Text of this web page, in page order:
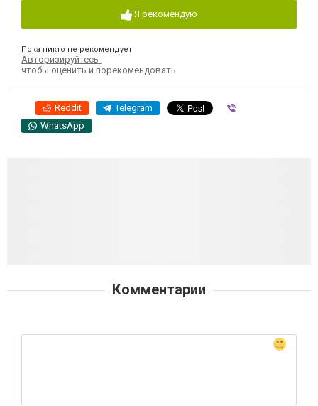
Я рекомендую
Пока никто не рекомендует
Авторизируйтесь
чтобы оценить и порекомендовать
Reddit Telegram
WhatsApp
Комментарии